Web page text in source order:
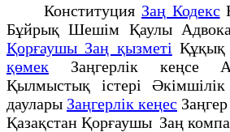
Конституция Заң Кодекс
Бұйрық Шешім Қаулы
Қорғаушы Заң қызметі Құқық
қөмек Заңгерлік кеңсе
Қылмыстық істері
даулары Заңгерлік кеңес
Қазақстан Қорғаушы Заң